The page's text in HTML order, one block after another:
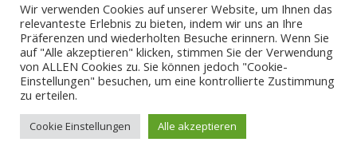
© 2026 - ZBSA
Impressum
Datenschutzerklärung
Wir verwenden Cookies auf unserer Website, um Ihnen das
relevanteste Erlebnis zu bieten, indem wir uns an Ihre
Präferenzen und wiederholten Besuche erinnern. Wenn Sie
auf "Alle akzeptieren" klicken, stimmen Sie der Verwendung
von ALLEN Cookies zu. Sie können jedoch "Cookie-
Einstellungen" besuchen, um eine kontrollierte Zustimmung
zu erteilen.
Cookie Einstellungen Alle akzeptieren